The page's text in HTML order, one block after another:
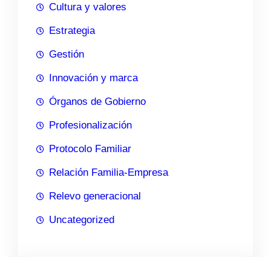
Cultura y valores
Estrategia
Gestión
Innovación y marca
Órganos de Gobierno
Profesionalización
Protocolo Familiar
Relación Familia-Empresa
Relevo generacional
Uncategorized